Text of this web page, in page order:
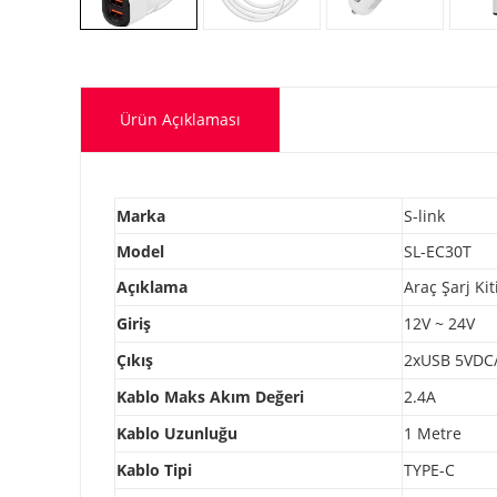
Ürün Açıklaması
Marka
S-link
Model
SL-EC30T
Açıklama
Araç Şarj Kiti
Giriş
12V ~ 24V
Çıkış
2xUSB
Kablo Maks Akım Değeri
2.4A
Kablo Uzunluğu
1 Metre
Kablo Tipi
TYPE-C